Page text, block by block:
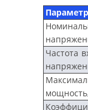
Параметр
Частота